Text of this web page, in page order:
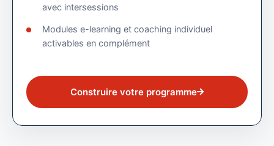
avec intersessions
Modules e-learning et coaching individuel
activables en complément
Construire votre programme